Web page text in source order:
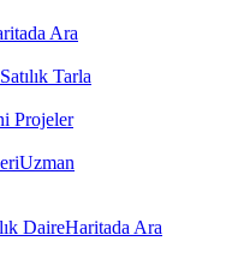
Ara
Satılık Tarla
Projeler
Uzman
DaireHaritada Ara